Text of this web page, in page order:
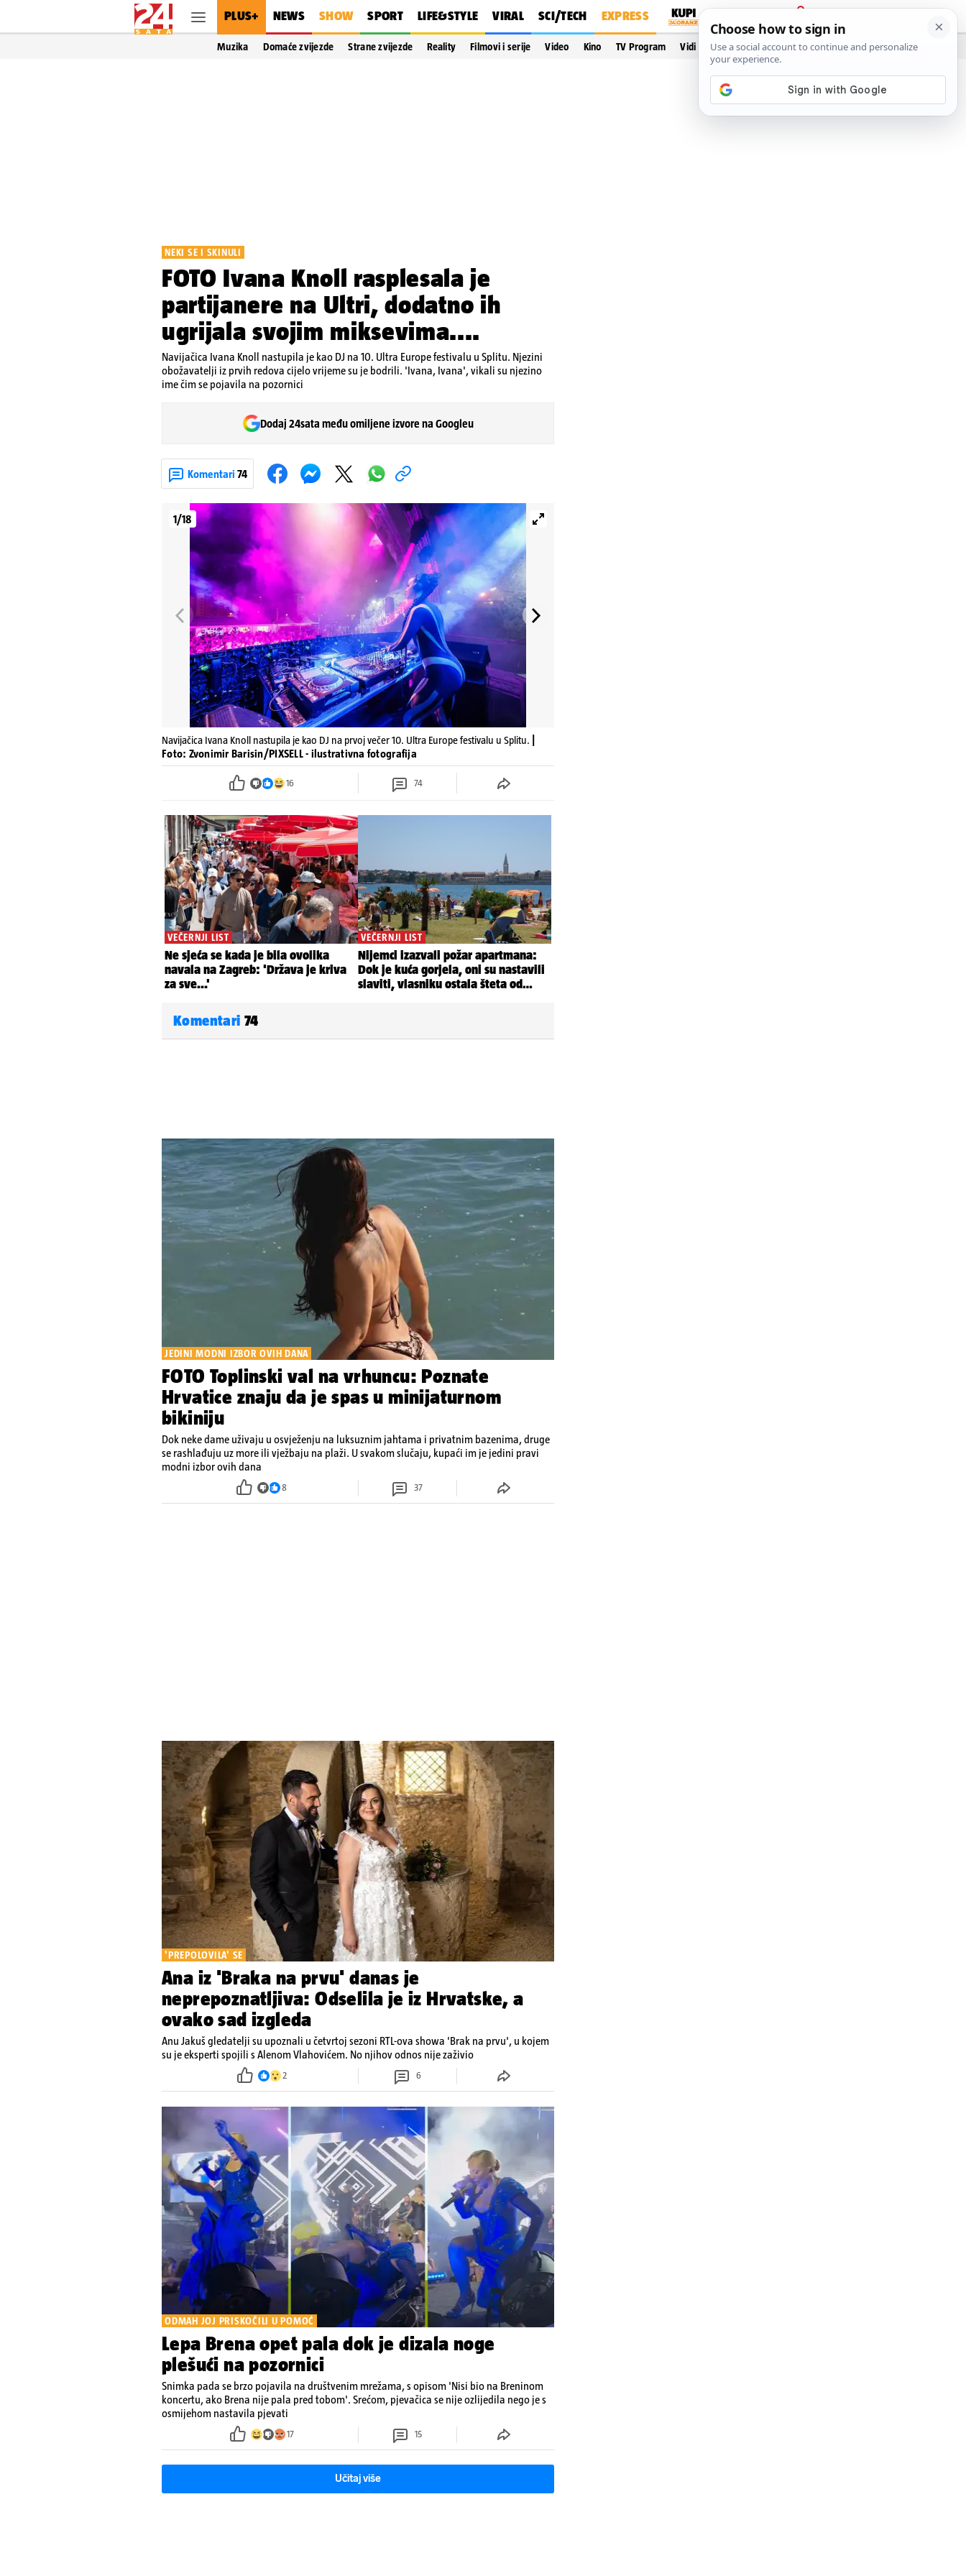
PLUS+ NEWS SHOW SPORT LIFE&STYLE VIRAL SCI/TECH EXPRESS
PRIJAVA
Muzika Domaće zvijezde Strane zvijezde Reality Filmovi i serije Video Kino TV Program Vidi još…
NEKI SE I SKINULI
FOTO Ivana Knoll rasplesala je
partijanere na Ultri, dodatno ih
ugrijala svojim miksevima....
Navijačica Ivana Knoll nastupila je kao DJ na 10. Ultra Europe festivalu u Splitu. Njezini
obožavatelji iz prvih redova cijelo vrijeme su je bodrili. 'Ivana, Ivana', vikali su njezino
ime čim se pojavila na pozornici
Dodaj 24sata među omiljene izvore na Googleu
Komentari 74
1/18
Navijačica Ivana Knoll nastupila je kao DJ na prvoj večer 10. Ultra Europe festivalu u Splitu.
Foto: Zvonimir Barisin/PIXSELL - ilustrativna fotografija
16 74
Komentari 74
JEDINI MODNI IZBOR OVIH DANA
FOTO Toplinski val na vrhuncu: Poznate
Hrvatice znaju da je spas u minijaturnom
bikiniju
Dok neke dame uživaju u osvježenju na luksuznim jahtama i privatnim bazenima, druge
se rashlađuju uz more ili vježbaju na plaži. U svakom slučaju, kupaći im je jedini pravi
modni izbor ovih dana
8 37
'PREPOLOVILA' SE
Ana iz 'Braka na prvu' danas je
neprepoznatljiva: Odselila je iz Hrvatske, a
ovako sad izgleda
Anu Jakuš gledatelji su upoznali u četvrtoj sezoni RTL-ova showa 'Brak na prvu', u kojem
su je eksperti spojili s Alenom Vlahovićem. No njihov odnos nije zaživio
2 6
ODMAH JOJ PRISKOČILI U POMOĆ
Lepa Brena opet pala dok je dizala noge
plešući na pozornici
Snimka pada se brzo pojavila na društvenim mrežama, s opisom 'Nisi bio na Breninom
koncertu, ako Brena nije pala pred tobom'. Srećom, pjevačica se nije ozlijedila nego je s
osmijehom nastavila pjevati
17 15
Učitaj više